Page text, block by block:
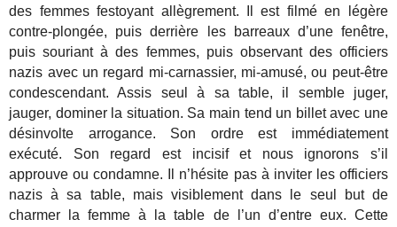
des femmes festoyant allègrement. Il est filmé en légère
contre-plongée, puis derrière les barreaux d’une fenêtre,
puis souriant à des femmes, puis observant des officiers
nazis avec un regard mi-carnassier, mi-amusé, ou peut-être
condescendant. Assis seul à sa table, il semble juger,
jauger, dominer la situation. Sa main tend un billet avec une
désinvolte arrogance. Son ordre est immédiatement
exécuté. Son regard est incisif et nous ignorons s’il
approuve ou condamne. Il n’hésite pas à inviter les officiers
nazis à sa table, mais visiblement dans le seul but de
charmer la femme à la table de l’un d’entre eux. Cette